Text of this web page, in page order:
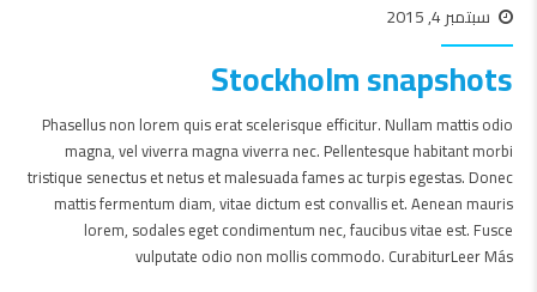
سبتمبر 4, 2015
Stockholm snapshots
Phasellus non lorem quis erat scelerisque efficitur. Nullam mattis odio
magna, vel viverra magna viverra nec. Pellentesque habitant morbi
tristique senectus et netus et malesuada fames ac turpis egestas. Donec
mattis fermentum diam, vitae dictum est convallis et. Aenean mauris
lorem, sodales eget condimentum nec, faucibus vitae est. Fusce
vulputate odio non mollis commodo. CurabiturLeer Más